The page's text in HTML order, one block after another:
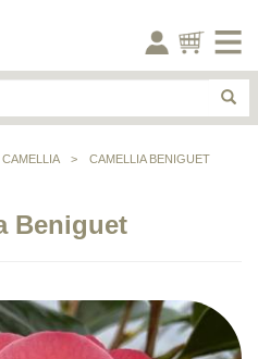
CAMELLIA > CAMELLIA BENIGUET
Beniguet